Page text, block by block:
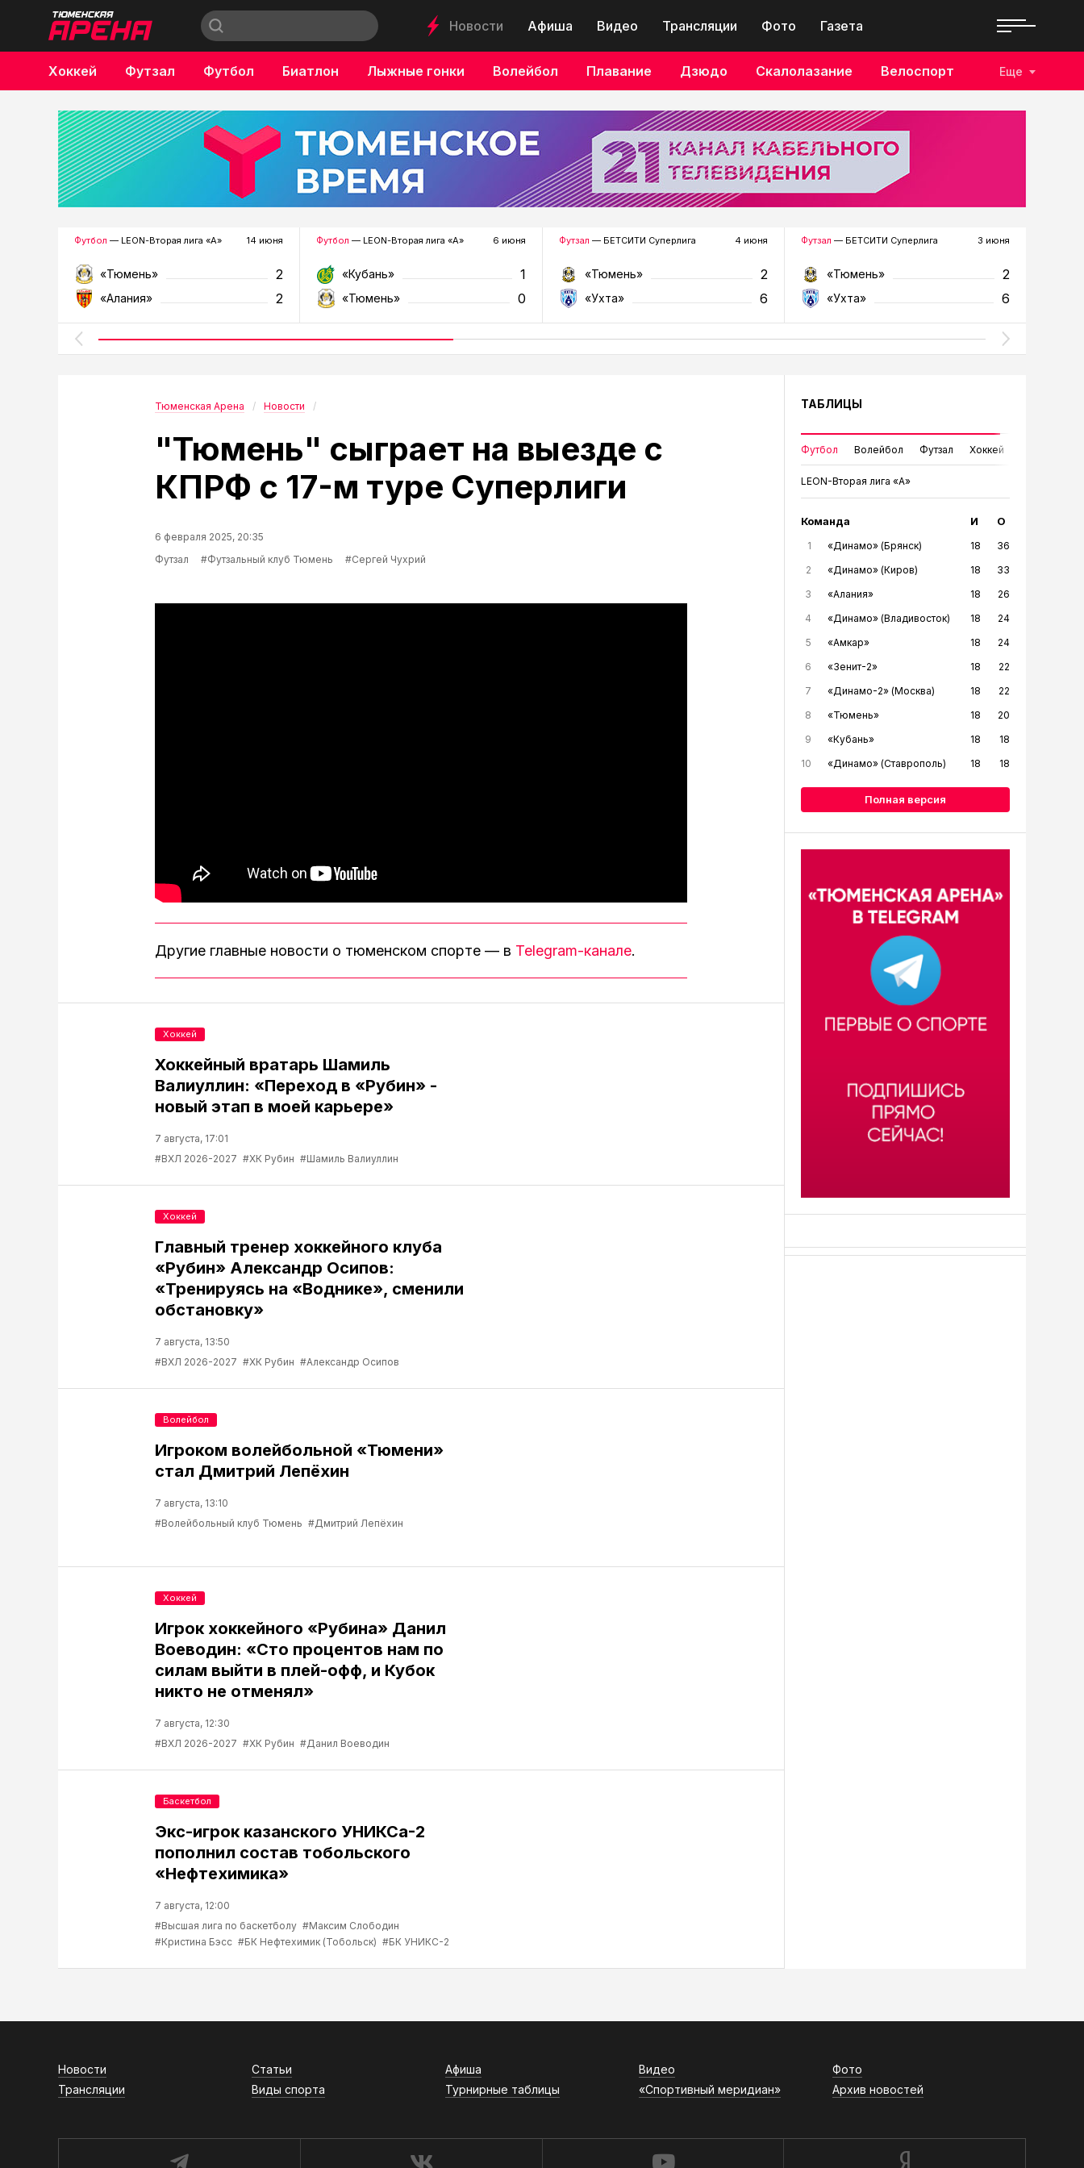
Новости Афиша Видео Трансляции Фото Газета
Хоккей Футзал Футбол Биатлон Лыжные гонки Волейбол Плавание Дзюдо Скалолазание Велоспорт
Бокс
Еще
Футбол — LEON-Вторая лига «А» 14 июня
«Тюмень» 2
«Алания» 2
Футбол — LEON-Вторая лига «А» 6 июня
«Кубань» 1
«Тюмень» 0
Футзал — БЕТСИТИ Суперлига 4 июня
«Тюмень» 2
«Ухта» 6
Футзал — БЕТСИТИ Суперлига 3 июня
«Тюмень» 2
«Ухта» 6
Тюменская Арена Новости
"Тюмень" сыграет на выезде с
КПРФ с 17-м туре Суперлиги
6 февраля 2025, 20:35
Футзал
#Футзальный клуб Тюмень #Сергей Чухрий
Другие главные новости о тюменском спорте — в Telegram-канале.
Хоккейный вратарь Шамиль
Валиуллин: «Переход в «Рубин» -
новый этап в моей карьере»
7 августа, 17:01
#ВХЛ 2026-2027 #ХК Рубин #Шамиль Валиуллин
Хоккей
Главный тренер хоккейного клуба
«Рубин» Александр Осипов:
«Тренируясь на «Воднике», сменили
обстановку»
7 августа, 13:50
#ВХЛ 2026-2027 #ХК Рубин #Александр Осипов
Хоккей
Игроком волейбольной «Тюмени»
стал Дмитрий Лепёхин
7 августа, 13:10
#Волейбольный клуб Тюмень #Дмитрий Лепёхин
Волейбол
Игрок хоккейного «Рубина» Данил
Воеводин: «Сто процентов нам по
силам выйти в плей-офф, и Кубок
никто не отменял»
7 августа, 12:30
#ВХЛ 2026-2027 #ХК Рубин #Данил Воеводин
Хоккей
Экс-игрок казанского УНИКСа-2
пополнил состав тобольского
«Нефтехимика»
7 августа, 12:00
#Высшая лига по баскетболу #Максим Слободин
#Кристина Бэсс #БК Нефтехимик (Тобольск) #БК УНИКС-2
Баскетбол
ТАБЛИЦЫ
Футбол Волейбол Футзал Хоккей
LEON-Вторая лига «А»
Команда И О
1 «Динамо» (Брянск) 18
36
2
«Динамо» (Киров) 18
33
3
«Алания» 18
26
4
«Динамо» (Владивосток) 18
24
5
«Амкар» 18
24
6
«Зенит-2» 18
22
7
«Динамо-2» (Москва) 18
22
8
«Тюмень» 18
20
9
«Кубань» 18
18
10
«Динамо» (Ставрополь) 18 18
Полная версия
Новости Статьи Афиша Видео
Фото
Трансляции
Виды спорта Турнирные таблицы «Спортивный меридиан» Архив новостей